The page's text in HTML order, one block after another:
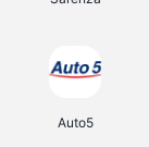
Auto5